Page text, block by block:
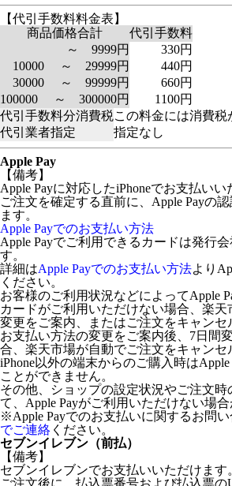
【代引手数料料金表】
商品価格合計
代引手数料
～ 9999円
330円
10000 ～ 29999円
440円
30000 ～ 99999円
660円
100000 ～ 300000円
1100円
代引手数料分消費税この料金には消費税
代引業者指定
指定なし
Apple Pay
【備考】
Apple Payに対応したiPhoneでお支払いい
ご注文を確定する直前に、Apple Payの
ます。
Apple Payでのお支払い方法
Apple Payでご利用できるカードは発行
す。
詳細はApple Payでのお支払い方法より
ください。
お客様のご利用状況などによってApple
カードがご利用いただけない場合、楽
変更をご案内、またはご注文をキャンセ
お支払い方法の変更をご案内後、7日間
合、楽天市場が自動でご注文をキャンセ
iPhone以外の端末からのご購入時はApple
ことができません。
その他、ショップの設定状況やご注文時
て、Apple Payがご利用いただけない場合
※Apple Payでのお支払いに関するお問
でご連絡 ください。
セブンイレブン（前払）
【備考】
セブンイレブンでお支払いいただけます
ご注文後に、払込票番号および払込票